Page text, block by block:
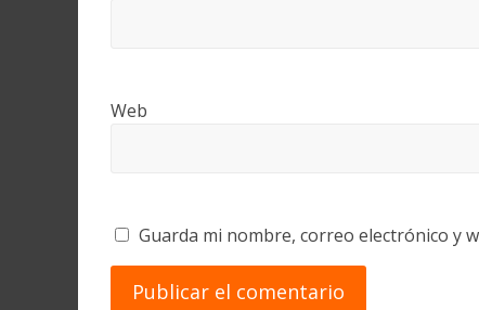
Web
Guarda mi nombre, correo electrónico y